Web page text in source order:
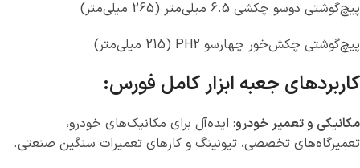
پیچ‌گوشتی دوسو چکشی 6.5 میلی‌متر (265 میلی‌متر)
پیچ‌گوشتی چکش‌خور چهارسو PH2 (215 میلی‌متر)
کاربردهای جعبه ابزار کامل فورس:
مکانیکی و تعمیر خودرو: ایده‌آل برای مکانیک‌های خودرو،
تعمیرگاه‌های تخصصی، تیونینگ و کارهای تعمیرات سنگین صنعتی.